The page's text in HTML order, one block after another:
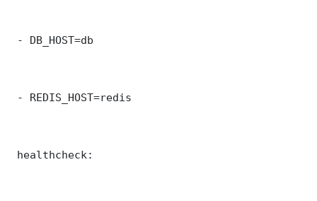
- DB_HOST=db
- REDIS_HOST=redis
healthcheck: